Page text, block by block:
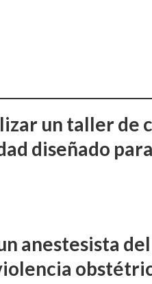
un taller de
diseñado
anestesista